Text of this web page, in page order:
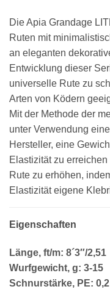
Die Apia Grandage
Ruten mit
an eleganten
Entwicklung dieser
universelle Rute zu
Arten von Ködern
Mit der Methode der
unter Verwendung
Hersteller, eine
Elastizität zu
Rute zu erhöhen,
Elastizität eigene
Eigenschaften
Länge, ft/m: 8´3″/2,51
Wurfgewicht, g: 3-15
Schnurstärke, PE: 0,2